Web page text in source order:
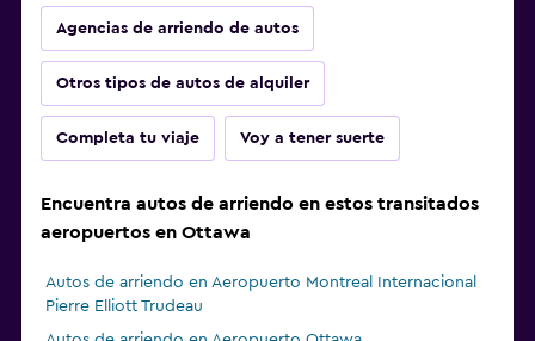
Agencias de arriendo de autos
Otros tipos de autos de alquiler
Completa tu viaje Voy a tener suerte
Encuentra autos de arriendo en estos transitados
aeropuertos en Ottawa
Autos de arriendo en Aeropuerto Montreal Internacional
Pierre Elliott Trudeau